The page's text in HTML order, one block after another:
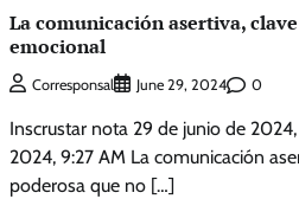
La comunicación asertiva,
emocional
Corresponsal June 29, 2024 0
Inscrustar nota 29 de junio de
2024, 9:27 AM La comunicación
poderosa que no […]